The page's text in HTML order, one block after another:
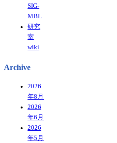
SIG-
MBL
研究
室
wiki
Archive
2026
年8月
2026
年6月
2026
年5月